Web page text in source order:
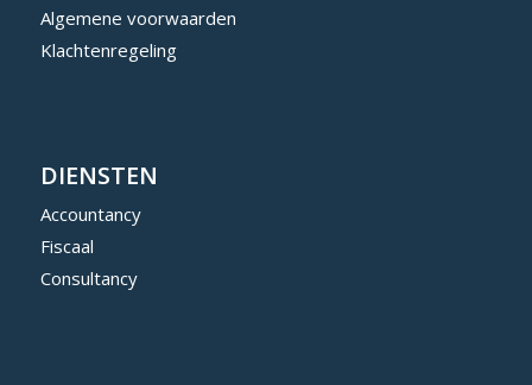
Algemene voorwaarden
Klachtenregeling
DIENSTEN
Accountancy
Fiscaal
Consultancy